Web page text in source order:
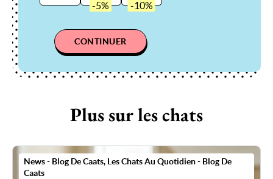
CONTINUER
Plus sur les chats
News - Blog De Caats, Les Chats Au Quotidien - Blog De
Caats